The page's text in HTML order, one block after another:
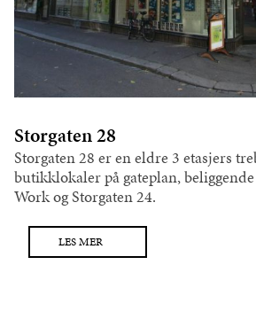
Storgaten 28
Storgaten 28 er en eldre 3 etasjers
butikklokaler på gateplan,
Work og Storgaten 24.
LES MER